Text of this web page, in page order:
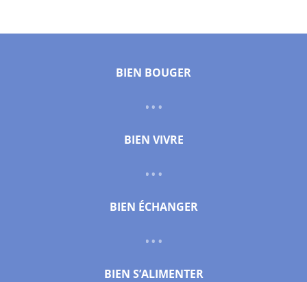
BIEN BOUGER
BIEN VIVRE
BIEN ÉCHANGER
BIEN S’ALIMENTER